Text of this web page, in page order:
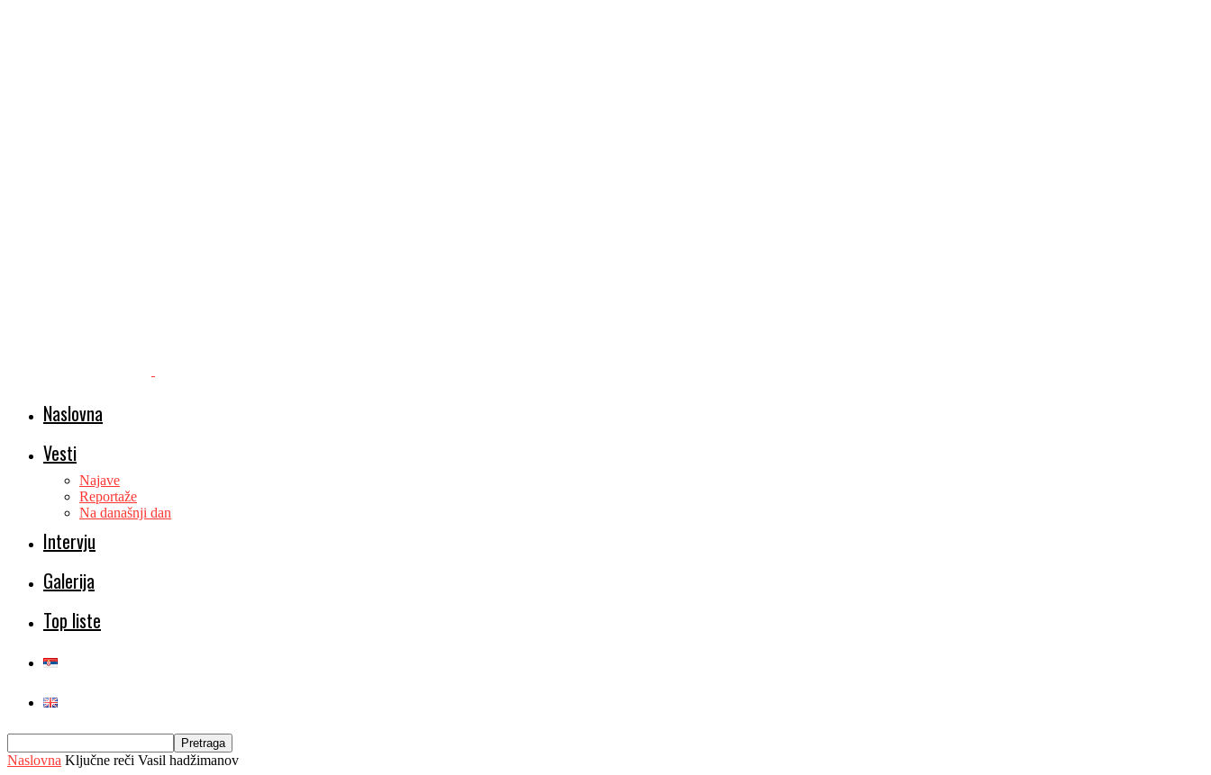
Naslovna
Vesti
Najave
Reportaže
Na današnji dan
Intervju
Galerija
Top liste
Naslovna Ključne reči Vasil hadžimanov